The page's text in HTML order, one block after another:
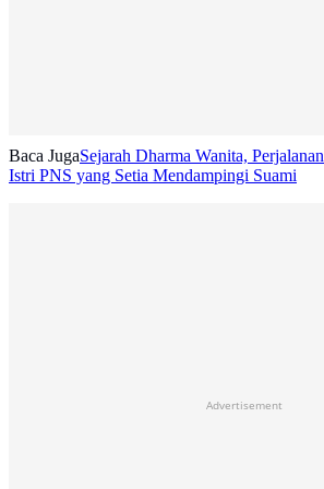
Baca JugaSejarah Dharma Wanita,
Istri PNS yang Setia Mendampingi Suami
Advertisement